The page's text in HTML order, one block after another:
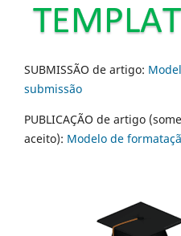
SUBMISSÃO de artigo:
submissão
PUBLICAÇÃO de artigo
aceito): Modelo de